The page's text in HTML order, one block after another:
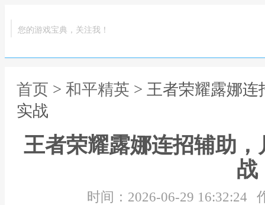
您的游戏宝典，关注我！
首页 > 和平精英 > 王者荣耀露娜
实战
王者荣耀露娜连招辅助
战
时间：2026-06-29 16:32:24